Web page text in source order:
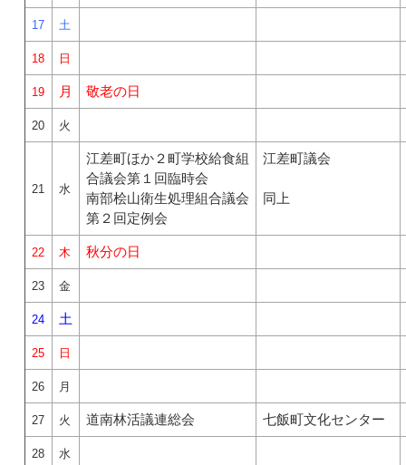
17 土
18 日
19 月 敬老の日
20 火
21 水
江差町ほか２町学校給食組
合議会第１回臨時会
南部桧山衛生処理組合議会
第２回定例会
江差町議会
同上
22 木 秋分の日
23 金
24 土
25 日
26 月
27 火 道南林活議連総会 七飯町文化センター
28 水